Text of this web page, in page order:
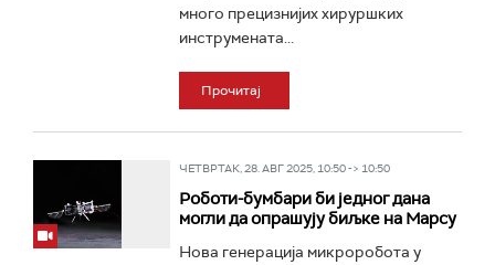
много прецизнијих хируршких
инструмената...
Прочитај
ЧЕТВРТАК, 28. АВГ 2025, 10:50 -> 10:50
Роботи-бумбари би једног дана
могли да опрашују биљке на Марсу
Нова генерација микроробота у